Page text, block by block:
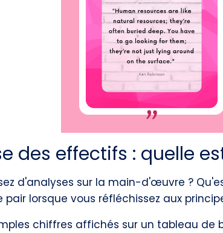
des effectifs : quelle
d'analyses sur la main-d'œuvre ?
lorsque vous réfléchissez aux
chiffres affichés sur un tableau de